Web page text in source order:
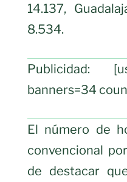
14.137,
8.534.
Publicidad:
banners=34
El número de
convencional
de destacar